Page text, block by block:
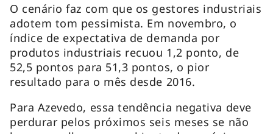
O cenário faz com que os gestores industriais
adotem tom pessimista. Em novembro, o
índice de expectativa de demanda por
produtos industriais recuou 1,2 ponto, de
52,5 pontos para 51,3 pontos, o pior
resultado para o mês desde 2016.
Para Azevedo, essa tendência negativa deve
perdurar pelos próximos seis meses se não